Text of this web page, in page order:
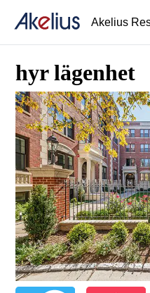
Akelius
hyr lägenhet